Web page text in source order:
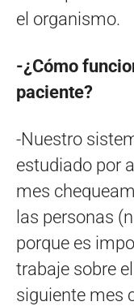
el organismo.
-¿Cómo
paciente?
-Nuestro
estudiado por
mes
las personas
porque es
trabaje sobre
siguiente mes